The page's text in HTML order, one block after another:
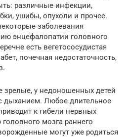
различные инфекции,
ушибы, опухоли и прочее.
заболевания
энцефалопатии головного
есть вегетососудистая
почечная недостаточность,
зрелые, у недоношенных детей
дыханием. Любое длительное
к гибели нервных
мозга раннего
могут уже родиться